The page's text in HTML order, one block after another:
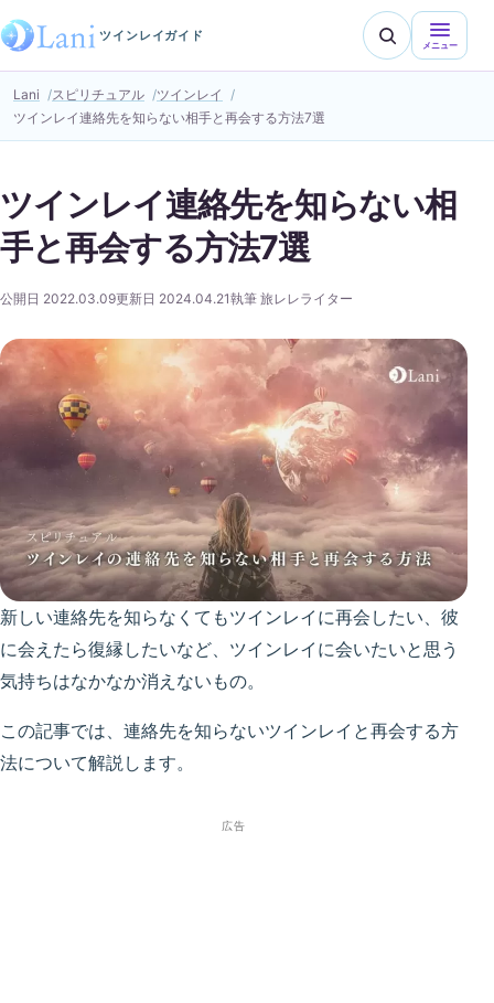
ツインレイガイド
メニュー
Lani スピリチュアル
ツインレイ
ツインレイ連絡先を知らない相手と再会する方法7選
ツインレイ連絡先を知らない相
手と再会する方法7選
公開日 2022.03.09更新日 2024.04.21執筆 旅レレライター
新しい連絡先を知らなくてもツインレイに再会したい、彼
に会えたら復縁したいなど、ツインレイに会いたいと思う
気持ちはなかなか消えないもの。
この記事では、連絡先を知らないツインレイと再会する方
法について解説します。
広告